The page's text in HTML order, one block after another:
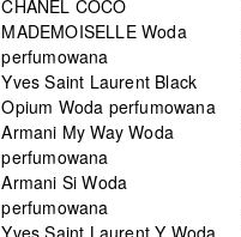
CHANEL COCO
MADEMOISELLE Woda
perfumowana
Yves Saint Laurent Black
Opium Woda perfumowana
Armani My Way Woda
perfumowana
Armani Si Woda
perfumowana
Yves Saint Laurent Y Woda